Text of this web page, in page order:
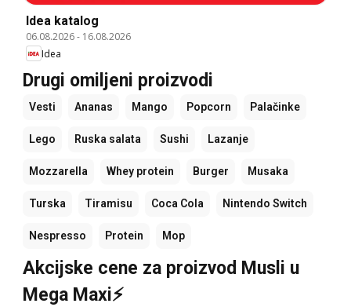
Idea katalog
06.08.2026- 16.08.2026
Idea
Drugi omiljeni proizvodi
Vesti Ananas Mango Popcorn Palačinke
Lego Ruska salata Sushi Lazanje
Mozzarella Whey protein Burger Musaka
Turska Tiramisu Coca Cola Nintendo Switch
Nespresso Protein Mop
Akcijske cene za proizvod Musli u
Mega Maxi⚡